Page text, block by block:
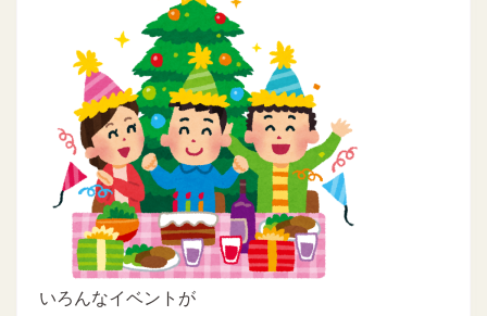
いろんなイベントが